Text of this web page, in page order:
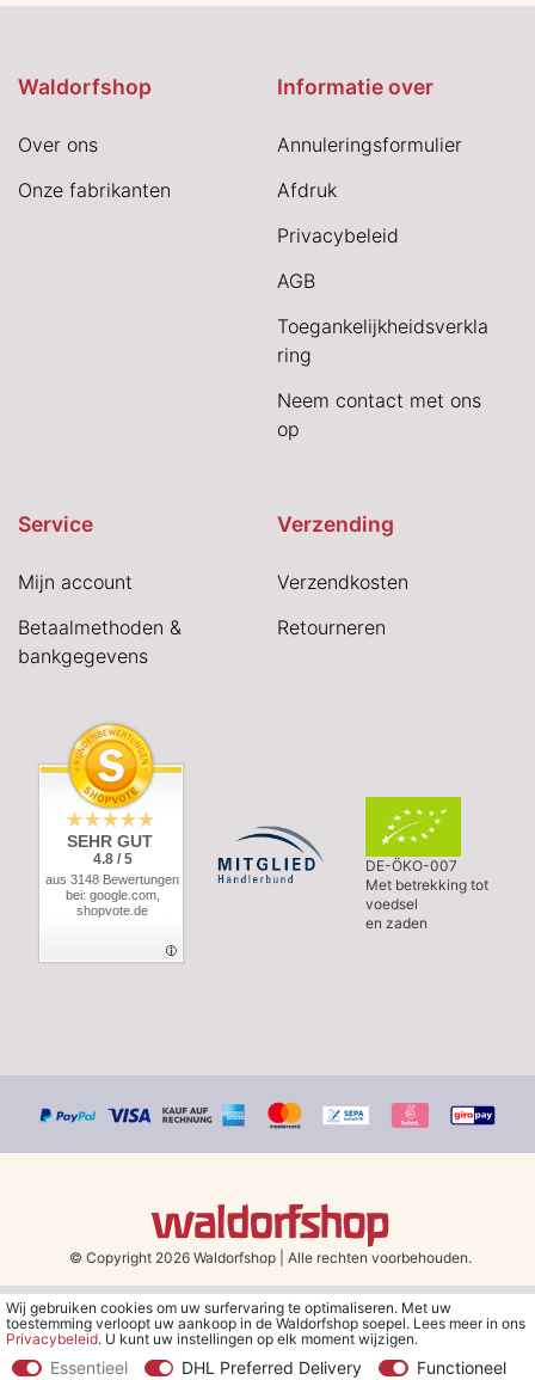
Waldorfshop
Over ons
Onze fabrikanten
Informatie over
Annuleringsformulier
Afdruk
Privacybeleid
AGB
Toegankelijkheidsverkla
ring
Neem contact met ons
op
Service
Mijn account
Betaalmethoden &
bankgegevens
Verzending
Verzendkosten
Retourneren
SEHR GUT
4.8 / 5
aus 3148 Bewertungen
bei: google.com,
shopvote.de
DE-ÖKO-007
Met betrekking tot
voedsel
en zaden
© Copyright 2026 Waldorfshop Alle rechten voorbehouden.
*Gratis verzending in Nederland en België vanaf 79 euro bij het
kiezen van de verzendmethode "DHL - Besparing op
Wij gebruiken cookies om uw surfervaring te optimaliseren. Met uw
toestemming verloopt uw aankoop in de Waldorfshop soepel. Lees meer in ons
Privacybeleid. U kunt uw instellingen op elk moment wijzigen.
Essentieel DHL Preferred Delivery Functioneel